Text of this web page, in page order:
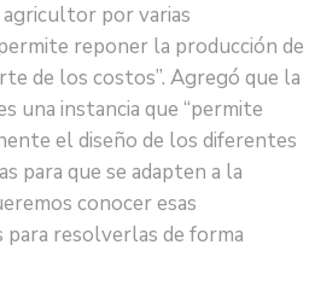
por varias
reponer la producción de
de los costos”. Agregó que la
una instancia que “permite
el diseño de los diferentes
para que se adapten a la
conocer esas
para resolverlas de forma